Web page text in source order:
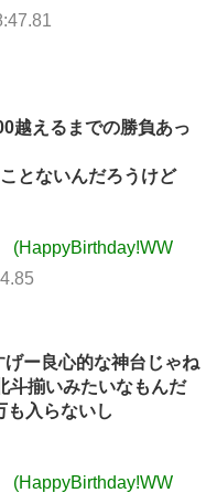
越えるまでの勝負あっ
とないんだろうけど
(HappyBirthday!WW
ー良心的な神台じゃね
斗揃いみたいなもんだ
も入らないし
(HappyBirthday!WW